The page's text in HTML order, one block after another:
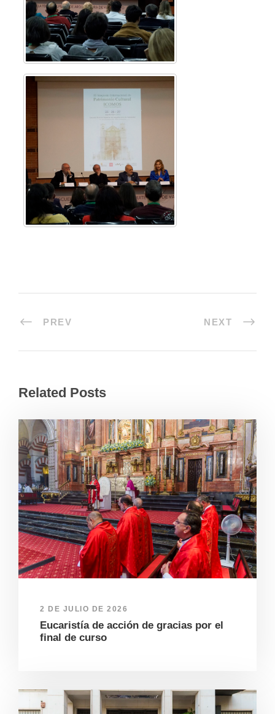
PREV NEXT
Related Posts
2 DE JULIO DE 2026
Eucaristía de acción de gracias por el
final de curso